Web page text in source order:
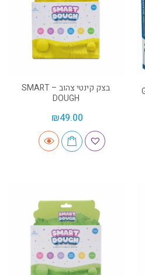
בצק קינטי צהוב – SMART
DOUGH
₪49.00